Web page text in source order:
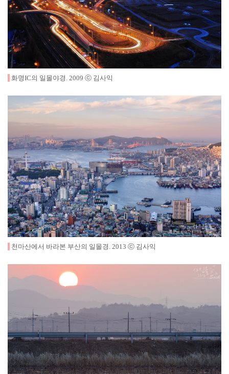
화명IC의 일몰야경 . 2009 ⓒ 김사익
천마산에서 바라본 부산의 일몰경 2013 ⓒ 김사익